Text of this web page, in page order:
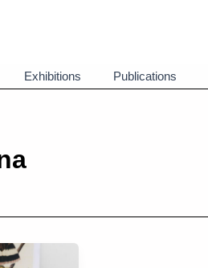
Exhibitions Publications